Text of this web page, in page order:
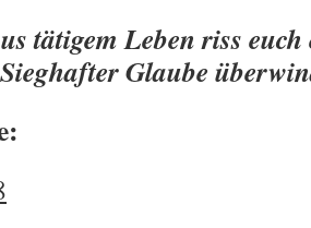
tätigem Leben riss
Sieghafter Glaube